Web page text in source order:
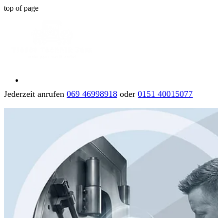
top of page
Jederzeit anrufen 069 46998918 oder 0151 40015077